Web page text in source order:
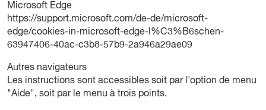
Microsoft Edge
https://support.microsoft.com/de-de/microsoft-
edge/cookies-in-microsoft-edge-l%C3%B6schen-
63947406-40ac-c3b8-57b9-2a946a29ae09
Autres navigateurs
Les instructions sont accessibles soit par l'option de menu
"Aide", soit par le menu à trois points.